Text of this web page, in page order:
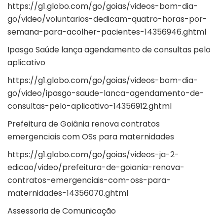
https://g1.globo.com/go/goias/videos-bom-dia-
go/video/voluntarios-dedicam-quatro-horas-por-
semana-para-acolher-pacientes-14356946.ghtml
Ipasgo Saúde lança agendamento de consultas pelo
aplicativo
https://g1.globo.com/go/goias/videos-bom-dia-
go/video/ipasgo-saude-lanca-agendamento-de-
consultas-pelo-aplicativo-14356912.ghtml
Prefeitura de Goiânia renova contratos
emergenciais com OSs para maternidades
https://g1.globo.com/go/goias/videos-ja-2-
edicao/video/prefeitura-de-goiania-renova-
contratos-emergenciais-com-oss-para-
maternidades-14356070.ghtml
Assessoria de Comunicação